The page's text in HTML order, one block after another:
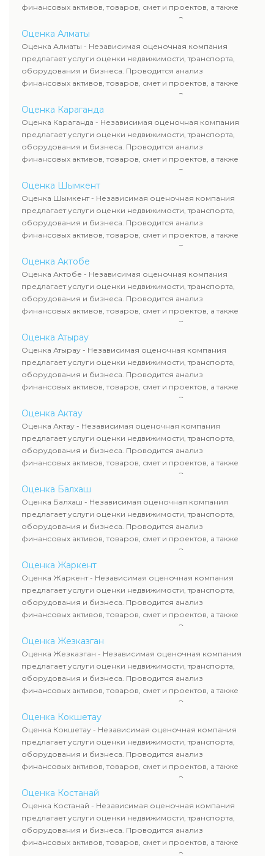
финансовых активов, товаров, смет и проектов, а также
оценка животных и недропользования. Эксперты
определяют рыночную стоимость имущества и
рассчитывают ущерб. Все отчеты соответствуют
требованиям законодательства и используются для
сделок, кредитования и судебных процессов.
Оценка Алматы
Оценка Алматы - Независимая оценочная компания
предлагает услуги оценки недвижимости, транспорта,
оборудования и бизнеса. Проводится анализ
финансовых активов, товаров, смет и проектов, а также
оценка животных и недропользования. Эксперты
определяют рыночную стоимость имущества и
рассчитывают ущерб. Все отчеты соответствуют
требованиям законодательства и используются для
сделок, кредитования и судебных процессов.
Оценка Караганда
Оценка Караганда - Независимая оценочная компания
предлагает услуги оценки недвижимости, транспорта,
оборудования и бизнеса. Проводится анализ
финансовых активов, товаров, смет и проектов, а также
оценка животных и недропользования. Эксперты
определяют рыночную стоимость имущества и
рассчитывают ущерб. Все отчеты соответствуют
требованиям законодательства и используются для
сделок, кредитования и судебных процессов.
Оценка Шымкент
Оценка Шымкент - Независимая оценочная компания
предлагает услуги оценки недвижимости, транспорта,
оборудования и бизнеса. Проводится анализ
финансовых активов, товаров, смет и проектов, а также
оценка животных и недропользования. Эксперты
определяют рыночную стоимость имущества и
рассчитывают ущерб. Все отчеты соответствуют
требованиям законодательства и используются для
сделок, кредитования и судебных процессов.
Оценка Актобе
Оценка Актобе - Независимая оценочная компания
предлагает услуги оценки недвижимости, транспорта,
оборудования и бизнеса. Проводится анализ
финансовых активов, товаров, смет и проектов, а также
оценка животных и недропользования. Эксперты
определяют рыночную стоимость имущества и
рассчитывают ущерб. Все отчеты соответствуют
требованиям законодательства и используются для
сделок, кредитования и судебных процессов.
Оценка Атырау
Оценка Атырау - Независимая оценочная компания
предлагает услуги оценки недвижимости, транспорта,
оборудования и бизнеса. Проводится анализ
финансовых активов, товаров, смет и проектов, а также
оценка животных и недропользования. Эксперты
определяют рыночную стоимость имущества и
рассчитывают ущерб. Все отчеты соответствуют
требованиям законодательства и используются для
сделок, кредитования и судебных процессов.
Оценка Актау
Оценка Актау - Независимая оценочная компания
предлагает услуги оценки недвижимости, транспорта,
оборудования и бизнеса. Проводится анализ
финансовых активов, товаров, смет и проектов, а также
оценка животных и недропользования. Эксперты
определяют рыночную стоимость имущества и
рассчитывают ущерб. Все отчеты соответствуют
требованиям законодательства и используются для
сделок, кредитования и судебных процессов.
Оценка Балхаш
Оценка Балхаш - Независимая оценочная компания
предлагает услуги оценки недвижимости, транспорта,
оборудования и бизнеса. Проводится анализ
финансовых активов, товаров, смет и проектов, а также
оценка животных и недропользования. Эксперты
определяют рыночную стоимость имущества и
рассчитывают ущерб. Все отчеты соответствуют
требованиям законодательства и используются для
сделок, кредитования и судебных процессов.
Оценка Жаркент
Оценка Жаркент - Независимая оценочная компания
предлагает услуги оценки недвижимости, транспорта,
оборудования и бизнеса. Проводится анализ
финансовых активов, товаров, смет и проектов, а также
оценка животных и недропользования. Эксперты
определяют рыночную стоимость имущества и
рассчитывают ущерб. Все отчеты соответствуют
требованиям законодательства и используются для
сделок, кредитования и судебных процессов.
Оценка Жезказган
Оценка Жезказган - Независимая оценочная компания
предлагает услуги оценки недвижимости, транспорта,
оборудования и бизнеса. Проводится анализ
финансовых активов, товаров, смет и проектов, а также
оценка животных и недропользования. Эксперты
определяют рыночную стоимость имущества и
рассчитывают ущерб. Все отчеты соответствуют
требованиям законодательства и используются для
сделок, кредитования и судебных процессов.
Оценка Кокшетау
Оценка Кокшетау - Независимая оценочная компания
предлагает услуги оценки недвижимости, транспорта,
оборудования и бизнеса. Проводится анализ
финансовых активов, товаров, смет и проектов, а также
оценка животных и недропользования. Эксперты
определяют рыночную стоимость имущества и
рассчитывают ущерб. Все отчеты соответствуют
требованиям законодательства и используются для
сделок, кредитования и судебных процессов.
Оценка Костанай
Оценка Костанай - Независимая оценочная компания
предлагает услуги оценки недвижимости, транспорта,
оборудования и бизнеса. Проводится анализ
финансовых активов, товаров, смет и проектов, а также